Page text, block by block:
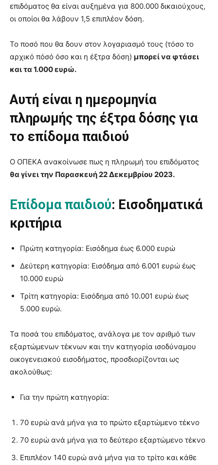
επιδόματος θα είναι αυξημένα για 800.000 δικαιούχους,
οι οποίοι θα λάβουν 1,5 επιπλέον δόση.
Το ποσό που θα δουν στον λογαριασμό τους (τόσο το
αρχικό πόσό όσο και η έξτρα δόση) μπορεί να φτάσει
και τα 1.000 ευρώ.
Αυτή είναι η ημερομηνία
πληρωμής της έξτρα δόσης για
το επίδομα παιδιού
Ο ΟΠΕΚΑ ανακοίνωσε πως η πληρωμή του επιδόματος
θα γίνει την Παρασκευή 22 Δεκεμβρίου 2023.
Επίδομα παιδιού: Εισοδηματικά
κριτήρια
Πρώτη κατηγορία: Εισόδημα έως 6.000 ευρώ
Δεύτερη κατηγορία: Εισόδημα από 6.001 ευρώ έως
10.000 ευρώ
Τρίτη κατηγορία: Εισόδημα από 10.001 ευρώ έως
5.000 ευρώ.
Τα ποσά του επιδόματος, ανάλογα με τον αριθμό των
εξαρτώμενων τέκνων και την κατηγορία ισοδύναμου
οικογενειακού εισοδήματος, προσδιορίζονται ως
ακολούθως:
Για την πρώτη κατηγορία:
70 ευρώ ανά μήνα για το πρώτο εξαρτώμενο τέκνο
70 ευρώ ανά μήνα για το δεύτερο εξαρτώμενο τέκνο
Επιπλέον 140 ευρώ ανά μήνα για το τρίτο και κάθε